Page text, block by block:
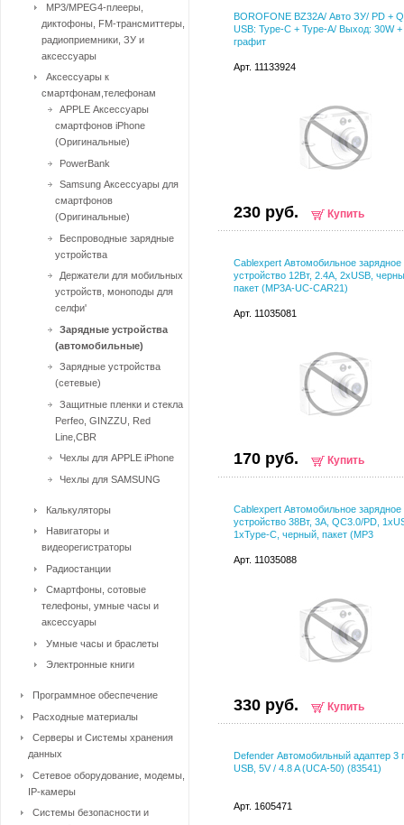
BOROFONE BZ32A/ Авто ЗУ/ PD +
USB: Type-C + Type-A/ Выход: 30W +
графит
Арт. 11133924
230 руб. Купить
Cablexpert Автомобильное зарядное
устройство 12Вт, 2.4А, 2xUSB,
пакет (MP3A-UC-CAR21)
Арт. 11035081
170 руб. Купить
Cablexpert Автомобильное зарядное
устройство 38Вт, 3А, QC3.0/PD,
1xType-C, черный, пакет (MP3
Арт. 11035088
330 руб. Купить
Defender Автомобильный адаптер 3
USB, 5V / 4.8 A (UCA-50) (83541)
Арт. 1605471
MP3/MPEG4-плееры,
диктофоны, FM-трансмиттеры,
радиоприемники, ЗУ и
аксессуары
Аксессуары к
смартфонам,телефонам
APPLE Аксессуары
смартфонов iPhone
(Оригинальные)
PowerBank
Samsung Аксессуары для
смартфонов
(Оригинальные)
Беспроводные зарядные
устройства
Держатели для мобильных
устройств, моноподы для
селфи'
Зарядные устройства
(автомобильные)
Зарядные устройства
(сетевые)
Защитные пленки и стекла
Perfeo, GINZZU, Red
Line,CBR
Чехлы для APPLE iPhone
Чехлы для SAMSUNG
Калькуляторы
Навигаторы и
видеорегистраторы
Радиостанции
Смартфоны, сотовые
телефоны, умные часы и
аксессуары
Умные часы и браслеты
Электронные книги
Программное обеспечение
Расходные материалы
Серверы и Системы хранения
данных
Сетевое оборудование, модемы,
IP-камеры
Системы безопасности и